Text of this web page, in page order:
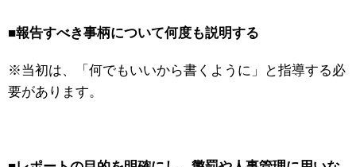
■報告すべき事柄について何度も説明する
※当初は、「何でもいいから書くように」と指導する必
要があります。